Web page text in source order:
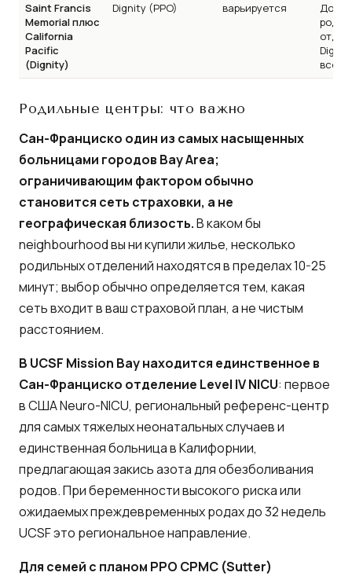
Saint Francis
Memorial плюс
California
Pacific
(Dignity)
Dignity (PPO) варьируется
Родильные центры: что важно
Сан-Франциско один из самых насыщенных
больницами городов Bay Area;
ограничивающим фактором обычно
становится сеть страховки, а не
географическая близость.В каком бы
neighbourhood вы ни купили жилье, несколько
родильных отделений находятся в пределах 10-25
минут; выбор обычно определяется тем, какая
сеть входит в ваш страховой план, а не чистым
расстоянием.
В UCSF Mission Bay находится единственное в
Сан-Франциско отделение Level IV NICU: первое
в США Neuro-NICU, региональный референс-центр
для самых тяжелых неонатальных случаев и
единственная больница в Калифорнии,
предлагающая закись азота для обезболивания
родов. При беременности высокого риска или
ожидаемых преждевременных родах до 32 недель
UCSF это региональное направление.
Для семей с планом PPO CPMC (Sutter)